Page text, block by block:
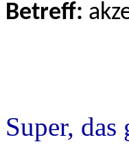
Betreff:
Super,